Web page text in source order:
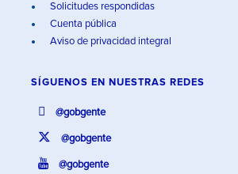
Solicitudes respondidas
Cuenta pública
Aviso de privacidad integral
SÍGUENOS EN NUESTRAS REDES
@gobgente
@gobgente
@gobgente